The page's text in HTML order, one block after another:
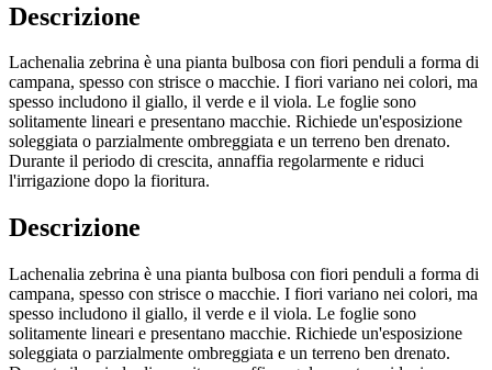
Descrizione
Lachenalia zebrina è una pianta bulbosa con fiori penduli a forma di
campana, spesso con strisce o macchie. I fiori variano nei colori, ma
spesso includono il giallo, il verde e il viola. Le foglie sono
solitamente lineari e presentano macchie. Richiede un'esposizione
soleggiata o parzialmente ombreggiata e un terreno ben drenato.
Durante il periodo di crescita, annaffia regolarmente e riduci
l'irrigazione dopo la fioritura.
Descrizione
Lachenalia zebrina è una pianta bulbosa con fiori penduli a forma di
campana, spesso con strisce o macchie. I fiori variano nei colori, ma
spesso includono il giallo, il verde e il viola. Le foglie sono
solitamente lineari e presentano macchie. Richiede un'esposizione
soleggiata o parzialmente ombreggiata e un terreno ben drenato.